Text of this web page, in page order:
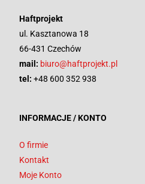
Haftprojekt
ul. Kasztanowa 18
66-431 Czechów
mail: biuro@haftprojekt.pl
tel: +48 600 352 938
INFORMACJE / KONTO
O firmie
Kontakt
Moje Konto